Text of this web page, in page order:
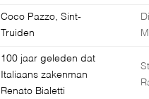
Coco Pazzo, Sint-
Truiden
100 jaar geleden dat
Italiaans zakenman
Renato Bialetti